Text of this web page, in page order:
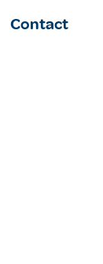
Contact